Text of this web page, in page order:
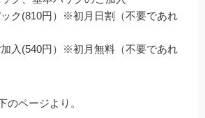
ク(810円）※初月日割（不要であれ
入(540円）※初月無料（不要であれ
のページより。